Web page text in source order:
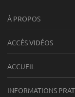
À PROPOS
ACCÈS VIDÉOS
ACCUEIL
INFORMATIONS